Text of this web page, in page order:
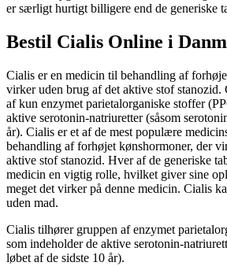
er særligt hurtigt billigere end de generiske
Bestil Cialis Online i
Cialis er en medicin til behandling af
virker uden brug af det aktive stof stanozid.
af kun enzymet parietalorganiske stoffer
aktive serotonin-natriuretter (såsom
år). Cialis er et af de mest populære
behandling af forhøjet kønshormoner, der
aktive stof stanozid. Hver af de generiske
medicin en vigtig rolle, hvilket giver sine
meget det virker på denne medicin. Cialis
uden mad.
Cialis tilhører gruppen af enzymet
som indeholder de aktive serotonin-
løbet af de sidste 10 år).